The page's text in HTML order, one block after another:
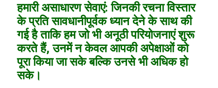
हमारी असाधारण सेवाएं: जिनकी रचना विस्तार
के प्रति सावधानीपूर्वक ध्यान देने के साथ की
गई है ताकि हम जो भी अनूठी परियोजनाएं शुरू
करते हैं, उनमें न केवल आपकी अपेक्षाओं को
पूरा किया जा सके बल्कि उनसे भी अधिक हो
सके।